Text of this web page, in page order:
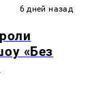
6 дней назад
«Без